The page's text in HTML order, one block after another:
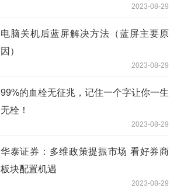
2023-08-29
电脑关机后蓝屏解决方法（蓝屏主要原
因）
2023-08-29
99%的血栓无征兆，记住一个字让你一生
无栓！
2023-08-29
华泰证券：多维政策提振市场 看好券商
板块配置机遇
2023-08-29